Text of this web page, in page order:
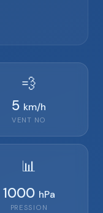
💨
5 km/h
VENT NO
📊
1000 hPa
PRESSION